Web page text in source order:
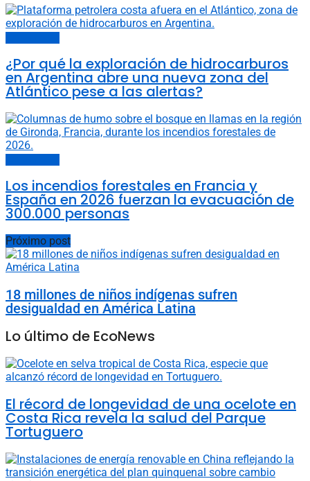
¿Por qué la exploración de hidrocarburos
en Argentina abre una nueva zona del
Atlántico pese a las alertas?
Los incendios forestales en Francia y
España en 2026 fuerzan la evacuación de
300.000 personas
Próximo post
18 millones de niños indígenas sufren
desigualdad en América Latina
Lo último de EcoNews
El récord de longevidad de una ocelote en
Costa Rica revela la salud del Parque
Tortuguero